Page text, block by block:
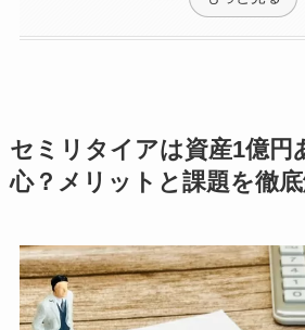
セミリタイアは資産1億円
心？メリットと課題を徹